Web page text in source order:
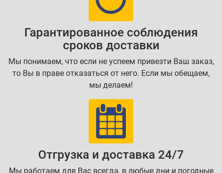
Гарантированное соблюдения
сроков доставки
Мы понимаем, что если не успеем привезти Ваш заказ,
то Вы в праве отказаться от него. Если мы обещаем,
мы делаем!
Отгрузка и доставка 24/7
Мы работаем для Вас всегда, в любые дни и погодные